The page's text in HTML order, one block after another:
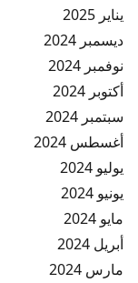
يناير 2025
ديسمبر 2024
نوفمبر 2024
أكتوبر 2024
سبتمبر 2024
أغسطس 2024
يوليو 2024
يونيو 2024
مايو 2024
أبريل 2024
مارس 2024